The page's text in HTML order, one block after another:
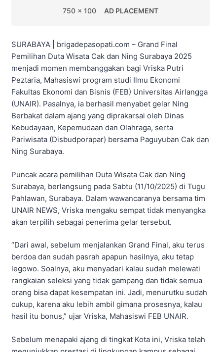
750 x 100 AD PLACEMENT
SURABAYA | brigadepasopati.com – Grand Final
Pemilihan Duta Wisata Cak dan Ning Surabaya 2025
menjadi momen membanggakan bagi Vriska Putri
Peztaria, Mahasiswi program studi Ilmu Ekonomi
Fakultas Ekonomi dan Bisnis (FEB) Universitas Airlangga
(UNAIR). Pasalnya, ia berhasil menyabet gelar Ning
Berbakat dalam ajang yang diprakarsai oleh Dinas
Kebudayaan, Kepemudaan dan Olahraga, serta
Pariwisata (Disbudporapar) bersama Paguyuban Cak dan
Ning Surabaya.
Puncak acara pemilihan Duta Wisata Cak dan Ning
Surabaya, berlangsung pada Sabtu (11/10/2025) di Tugu
Pahlawan, Surabaya. Dalam wawancaranya bersama tim
UNAIR NEWS, Vriska mengaku sempat tidak menyangka
akan terpilih sebagai penerima gelar tersebut.
“Dari awal, sebelum menjalankan Grand Final, aku terus
berdoa dan sudah pasrah apapun hasilnya, aku tetap
legowo. Soalnya, aku menyadari kalau sudah melewati
rangkaian seleksi yang tidak gampang dan tidak semua
orang bisa dapat kesempatan ini. Jadi, menurutku sudah
cukup, karena aku lebih ambil gimana prosesnya, kalau
hasil itu bonus,” ujar Vriska, Mahasiswi FEB UNAIR.
Sebelum menapaki ajang di tingkat Kota ini, Vriska telah